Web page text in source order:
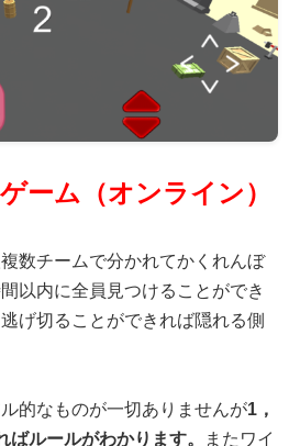
ーム（オンライン）
数チームで分かれてかくれんぼ
以内に全員見つけることができ
げ切ることができれば隠れる側
的なものが一切ありませんが1，
ルールがわかります。
またワイ